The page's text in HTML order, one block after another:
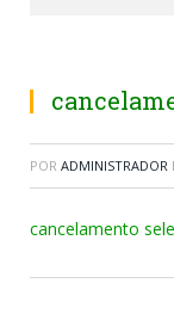
POR ADMINISTRADOR
cancelamento